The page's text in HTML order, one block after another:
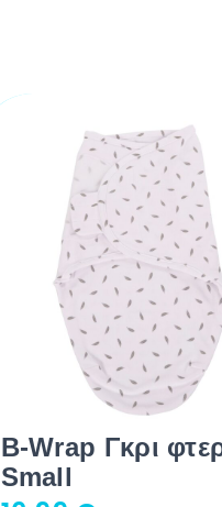
B-Wrap Γκρι
Small